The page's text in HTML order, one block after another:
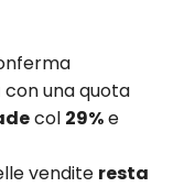
con una quota
col 29%e
vendite resta